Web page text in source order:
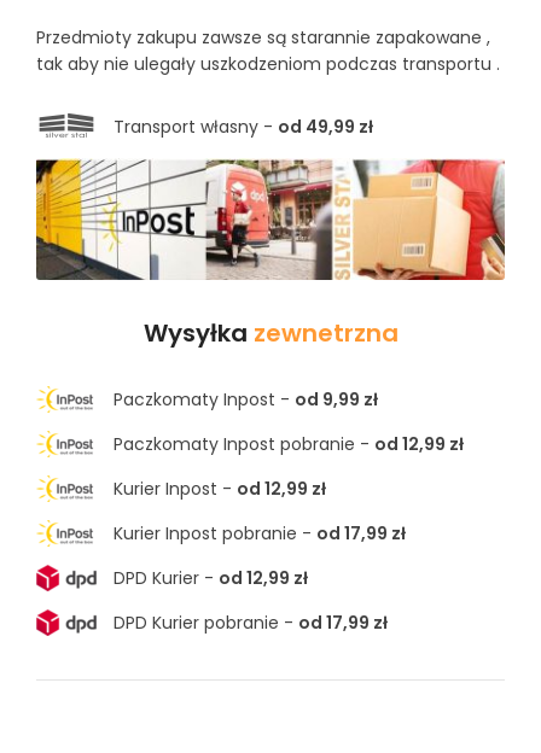
Przedmioty zakupu zawsze są starannie zapakowane ,
tak aby nie ulegały uszkodzeniom podczas transportu .
Transport własny - od 49,99 zł
Wysyłka zewnetrzna
Paczkomaty Inpost - od 9,99 zł
Paczkomaty Inpost pobranie - od 12,99 zł
Kurier Inpost - od 12,99 zł
Kurier Inpost pobranie - od 17,99 zł
DPD Kurier - od 12,99 zł
DPD Kurier pobranie - od 17,99 zł